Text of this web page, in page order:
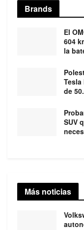
Brands
El
604
la
de
SUV
Más noticias